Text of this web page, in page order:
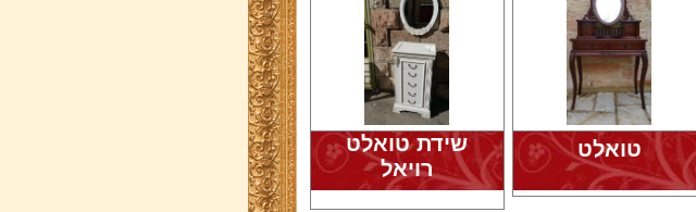
טואלט
שידת טואלט
רויאל